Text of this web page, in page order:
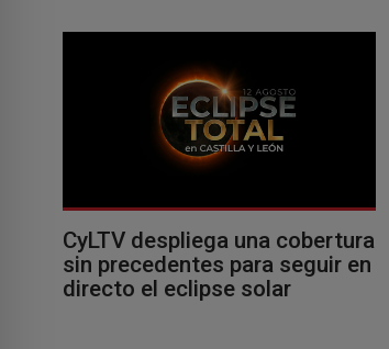
CyLTV despliega una cobertura
sin precedentes para seguir en
directo el eclipse solar